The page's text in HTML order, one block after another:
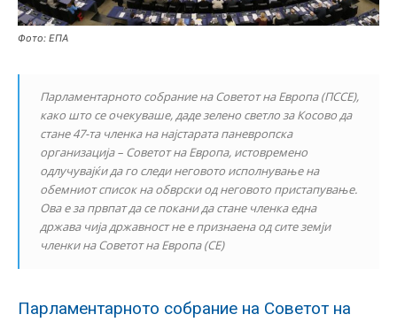
Фото: ЕПА
Парламентарното собрание на Советот на Европа (ПССЕ),
како што се очекуваше, даде зелено светло за Косово да
стане 47-та членка на најстарата паневропска
организација – Советот на Европа, истовремено
одлучувајќи да го следи неговото исполнување на
обемниот список на обврски од неговото пристапување.
Ова е за првпат да се покани да стане членка една
држава чија државност не е признаена од сите земји
членки на Советот на Европа (СЕ)
Парламентарното собрание на Советот на